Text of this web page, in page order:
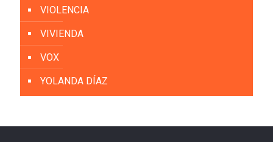
VIOLENCIA
VIVIENDA
VOX
YOLANDA DÍAZ